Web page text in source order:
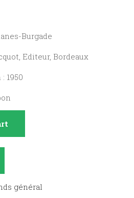
Burgade
Editeur, Bordeaux
1950
général